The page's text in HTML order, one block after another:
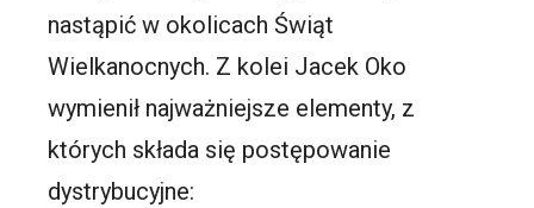
nastąpić w okolicach Świąt
Wielkanocnych. Z kolei Jacek Oko
wymienił najważniejsze elementy, z
których składa się postępowanie
dystrybucyjne: